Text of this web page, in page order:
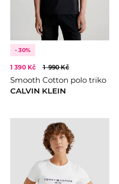
- 30%
1 390 Kč 1 990 Kč
Smooth Cotton polo triko
CALVIN KLEIN